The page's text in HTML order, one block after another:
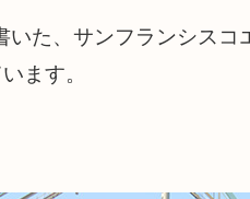
いた、サンフランシスコ
ます。